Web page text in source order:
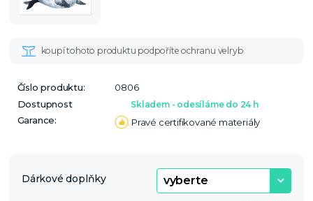
Číslo produktu:
0806
Dostupnost
Skladem - odesíláme do 24 h
Garance: Pravé certifikované materiály
Dárkové doplňky